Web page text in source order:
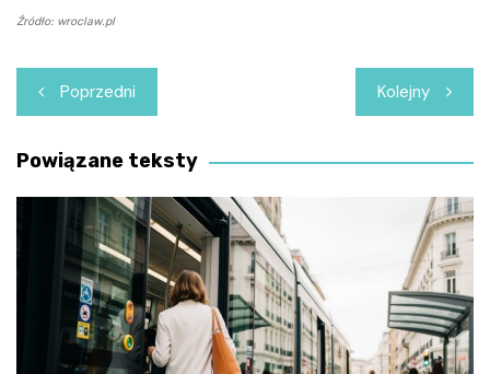
Źródło: wroclaw.pl
Nawigacja
wpisu
Poprzedni Kolejny
Powiązane teksty